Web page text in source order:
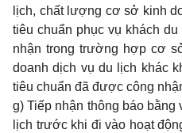
lịch, chất lượng cơ sở kinh
tiêu chuẩn phục vụ khách
nhận trong trường hợp cơ
doanh dịch vụ du lịch khác
tiêu chuẩn đã được công
g) Tiếp nhận thông báo
lịch trước khi đi vào hoạt